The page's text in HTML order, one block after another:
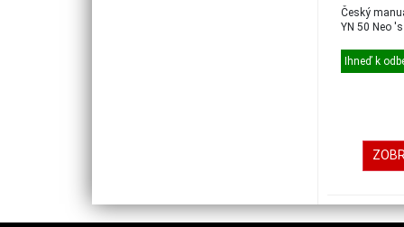
Český manuál
YN 50 Neo 's
Ihneď k